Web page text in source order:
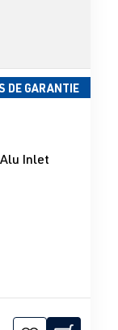
DE GARANTIE
Inlet